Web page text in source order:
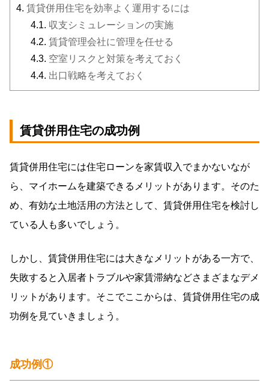
4. 賃貸併用住宅を効率よく運用するには
4.1. 収支シミュレーションの実施
4.2. 賃貸管理会社に管理を任せる
4.3. 空室リスクと対策を考えておく
4.4. 出口戦略を考えておく
賃貸併用住宅の成功例
賃貸併用住宅には住宅ローンを家賃収入でまかないなが
ら、マイホームを建築できるメリットがあります。そのた
め、有効な土地活用の方法として、賃貸併用住宅を検討し
ている人も多いでしょう。
しかし、賃貸併用住宅には大きなメリットがある一方で、
失敗すると入居者トラブルや家賃滞納などさまざまなデメ
リットがあります。そこでここからは、賃貸併用住宅の成
功例を見ていきましょう。
成功例①